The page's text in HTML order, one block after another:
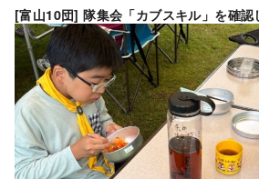
[富山10団] 隊集会「カブスキル」を確認